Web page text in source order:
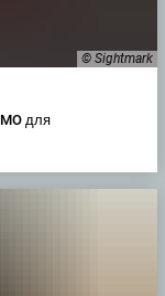
© Sightmark
для